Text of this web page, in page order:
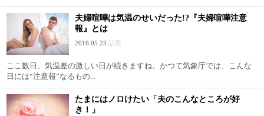
夫婦喧嘩は気温のせいだった!?『夫婦喧嘩注意
報』とは
2016.05.23 話題
ここ数日、気温差の激しい日が続きますね。かつて気象庁では、こんな
日には“注意報”なるもの...
たまにはノロけたい「夫のこんなところが好
き！」